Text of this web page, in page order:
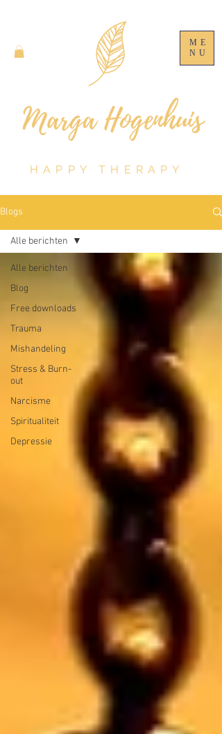
ME
NU
HAPPY THERAPY
Blogs
Alle berichten
Blog
Free downloads
Trauma
Mishandeling
Stress & Burn-
out
Narcisme
Spiritualiteit
Depressie
Alle berichten